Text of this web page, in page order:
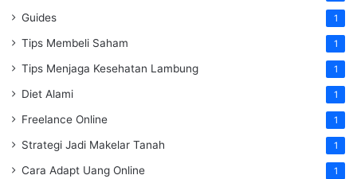
Guides 1
Tips Membeli Saham 1
Tips Menjaga Kesehatan Lambung 1
Diet Alami 1
Freelance Online 1
Strategi Jadi Makelar Tanah 1
Cara Adapt Uang Online 1